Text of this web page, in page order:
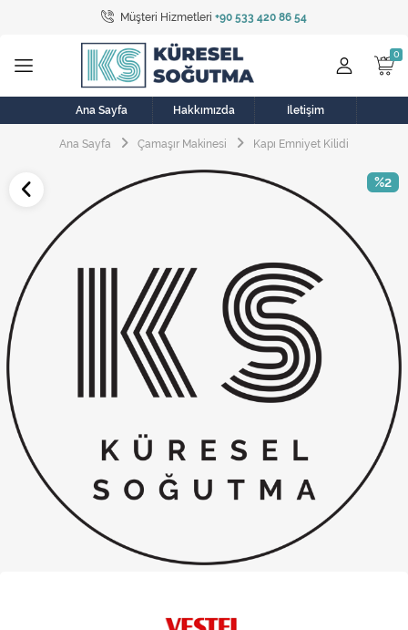
Müşteri Hizmetleri +90 533 420 86 54
Tüm Kategoriler
Bulaşık Makinesi
Buzdolabı
Çamaşır Kurutma Makinesi
Elektrikli Aksamlar
Elektrikli Süpürge
Fan
Fırın, Ocak ve Aspiratör
Klima
Kombi
Musluk
Ana Sayfa Hakkımızda İletişim
Ana Sayfa Çamaşır Makinesi Kapı Emniyet Kilidi
%2